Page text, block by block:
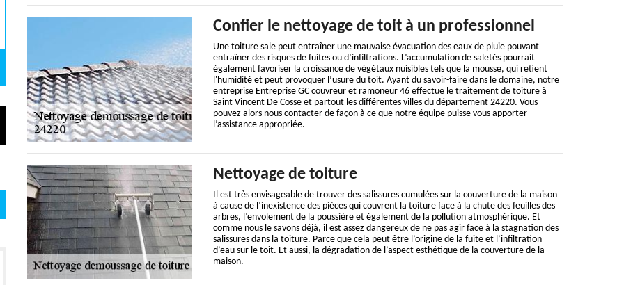
Confier le nettoyage de toit à un professionnel
Une toiture sale peut entraîner une mauvaise évacuation des eaux de pluie pouvant
entraîner des risques de fuites ou d’infiltrations. L’accumulation de saletés pourrait
également favoriser la croissance de végétaux nuisibles tels que la mousse, qui retient
l'humidité et peut provoquer l’usure du toit. Ayant du savoir-faire dans le domaine, notre
entreprise Entreprise GC couvreur et ramoneur 46 effectue le traitement de toiture à
Saint Vincent De Cosse et partout les différentes villes du département 24220. Vous
pouvez alors nous contacter de façon à ce que notre équipe puisse vous apporter
l’assistance appropriée.
Nettoyage de toiture
Il est très envisageable de trouver des salissures cumulées sur la couverture de la maison
à cause de l’inexistence des pièces qui couvrent la toiture face à la chute des feuilles des
arbres, l’envolement de la poussière et également de la pollution atmosphérique. Et
comme nous le savons déjà, il est assez dangereux de ne pas agir face à la stagnation des
salissures dans la toiture. Parce que cela peut être l’origine de la fuite et l’infiltration
d’eau sur le toit. Et aussi, la dégradation de l’aspect esthétique de la couverture de la
maison.